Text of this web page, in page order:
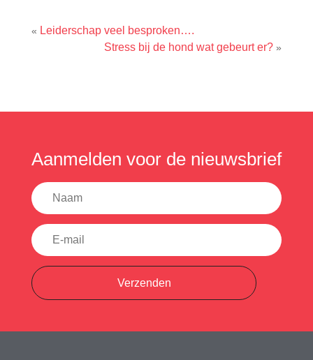
« Leiderschap veel besproken….
Stress bij de hond wat gebeurt er? »
Aanmelden voor de nieuwsbrief
Verzenden